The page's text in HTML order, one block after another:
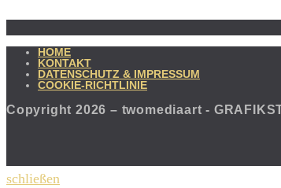
HOME
KONTAKT
DATENSCHUTZ & IMPRESSUM
COOKIE-RICHTLINIE
Copyright 2026 – twomediaart -
schließen